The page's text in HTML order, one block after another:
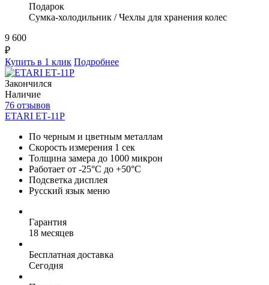
Подарок
Сумка-холодильник / Чехлы для хранения колес
9 600
₽
Купить в 1 клик Подробнее
Закончился
Наличие
76 отзывов
ETARI ЕТ-11Р
По черным и цветным металлам
Скорость измерения 1 сек
Толщина замера до 1000 микрон
Работает от -25°C до +50°C
Подсветка дисплея
Русский язык меню
Гарантия
18 месяцев
Бесплатная доставка
Сегодня